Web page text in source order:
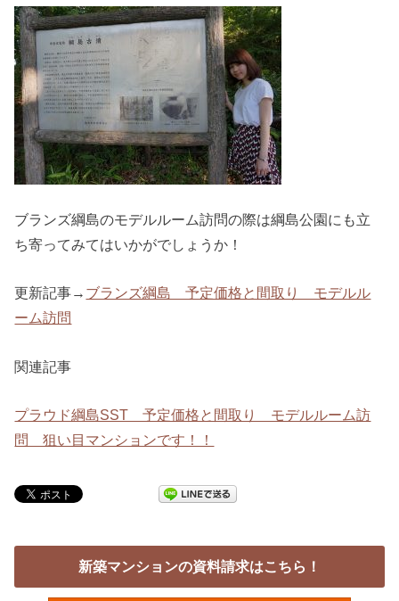
ブランズ綱島のモデルルーム訪問の際は綱島公園にも立
ち寄ってみてはいかがでしょうか！
更新記事→ ブランズ綱島 予定価格と間取り モデルル
ーム訪問
関連記事
プラウド綱島SST 予定価格と間取り モデルルーム訪
問 狙い目マンションです！！
新築マンションの資料請求はこちら！